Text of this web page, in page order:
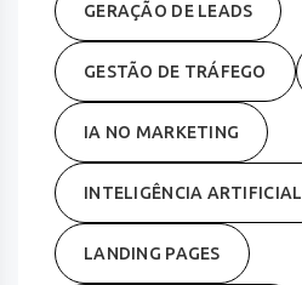
GERAÇÃO DE LEADS
GESTÃO DE TRÁFEGO
IA NO MARKETING
INTELIGÊNCIA ARTIFICIAL
LANDING PAGES